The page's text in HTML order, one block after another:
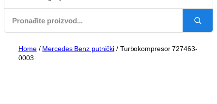
Home/ Mercedes Benz putnički / Turbokompresor 727463-
0003